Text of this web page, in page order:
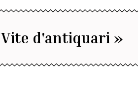
Vite d'antiquari »